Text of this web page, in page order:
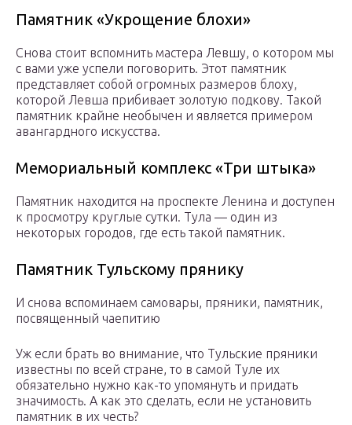
Памятник «Укрощение блохи»
Снова стоит вспомнить мастера Левшу, о котором мы
с вами уже успели поговорить. Этот памятник
представляет собой огромных размеров блоху,
которой Левша прибивает золотую подкову. Такой
памятник крайне необычен и является примером
авангардного искусства.
Мемориальный комплекс «Три штыка»
Памятник находится на проспекте Ленина и доступен
к просмотру круглые сутки. Тула — один из
некоторых городов, где есть такой памятник.
Памятник Тульскому прянику
И снова вспоминаем самовары, пряники, памятник,
посвященный чаепитию
Уж если брать во внимание, что Тульские пряники
известны по всей стране, то в самой Туле их
обязательно нужно как-то упомянуть и придать
значимость. А как это сделать, если не установить
памятник в их честь?